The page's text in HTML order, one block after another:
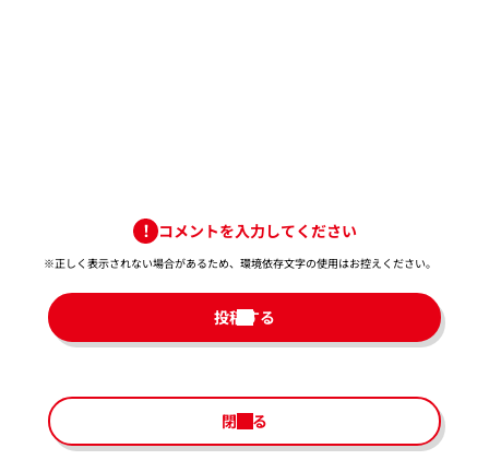
コメントを入力してください
※正しく表示されない場合があるため、環境依存文字の使用はお控えください。​
投稿する
閉じる